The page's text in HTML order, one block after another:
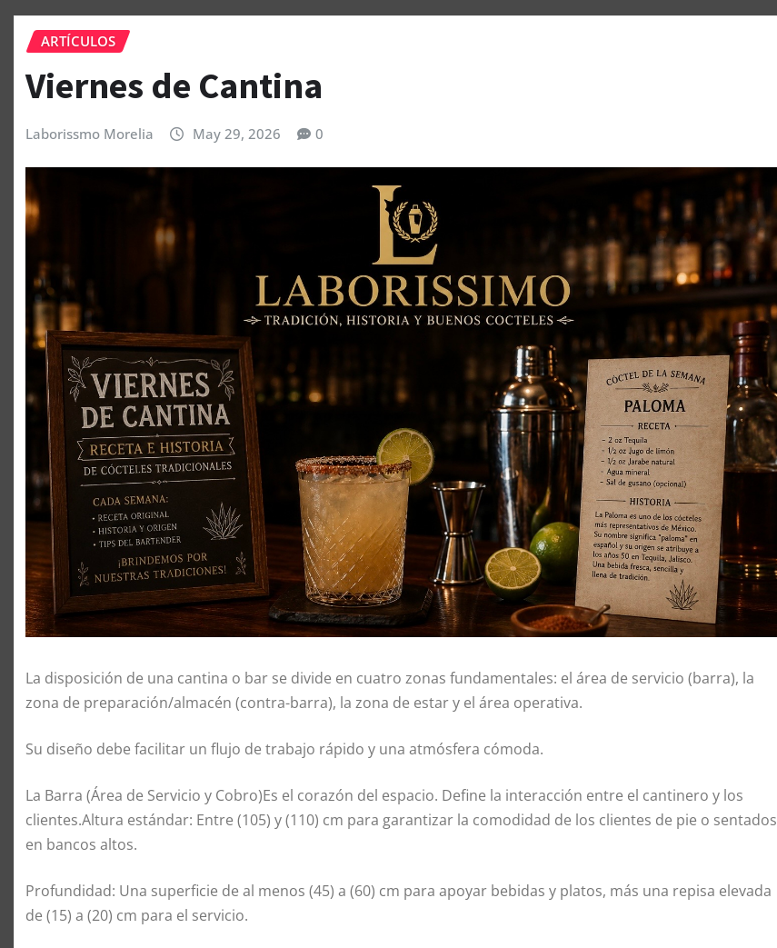
ARTÍCULOS
Viernes de Cantina
Laborissmo Morelia May 29, 2026 0
La disposición de una cantina o bar se divide en cuatro zonas fundamentales: el área de servicio (barra), la
zona de preparación/almacén (contra-barra), la zona de estar y el área operativa.
Su diseño debe facilitar un flujo de trabajo rápido y una atmósfera cómoda.
La Barra (Área de Servicio y Cobro)Es el corazón del espacio. Define la interacción entre el cantinero y los
clientes.Altura estándar: Entre (105) y (110) cm para garantizar la comodidad de los clientes de pie o sentados
en bancos altos.
Profundidad: Una superficie de al menos (45) a (60) cm para apoyar bebidas y platos, más una repisa elevada
de (15) a (20) cm para el servicio.